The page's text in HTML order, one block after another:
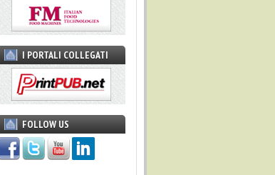
I PORTALI COLLEGATI
FOLLOW US